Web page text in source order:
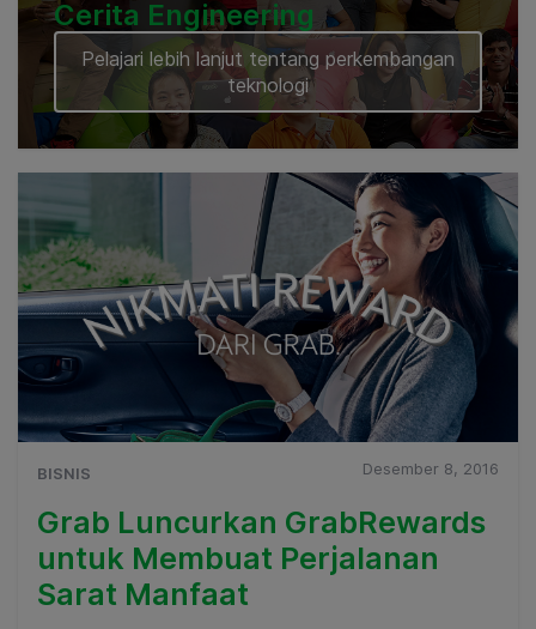
Cerita Engineering
Pelajari lebih lanjut tentang perkembangan
teknologi
BISNIS Desember 8, 2016
Grab Luncurkan GrabRewards
untuk Membuat Perjalanan
Sarat Manfaat